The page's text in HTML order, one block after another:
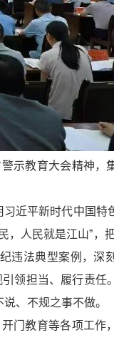
示教育大会精神，
近平新时代中国特
人民就是江山”，
违法典型案例，深
领担当、履行责任
、不规之事不做。
门教育等各项工作